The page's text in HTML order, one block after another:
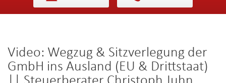
Video: Wegzug & Sitzverlegung der
GmbH ins Ausland (EU & Drittstaat)